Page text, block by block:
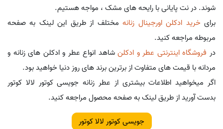
شوند. در نت پایانی با رایحه های مشک ، مواجه هستیم.
برایخرید ادکلن اورجینال زنانهمختلف از طریق این لینک به صفحه
مربوطه مراجعه کنید.
در فروشگاه اینترنتی عطر و ادکلنشاهد انواع عطر و ادکلن های زنانه و
مردانه با قیمت های متفاوت از برترین برند های روز دنیا خواهید بود.
اگر میخواهید اطلاعات بیشتری از عطر زنانه جویسی کوتور لالا کوتور
بدست آورید از طریق لینک به صفحه محصول مراجعه کنید.
جویسی کوتور لالا کوتور